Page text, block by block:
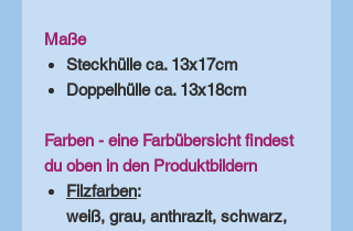
Maße
Steckhülle ca. 13x17cm
Doppelhülle ca. 13x18cm
Farben - eine Farbübersicht findest
du oben in den Produktbildern
Filzfarben:
weiß, grau, anthrazit, schwarz,